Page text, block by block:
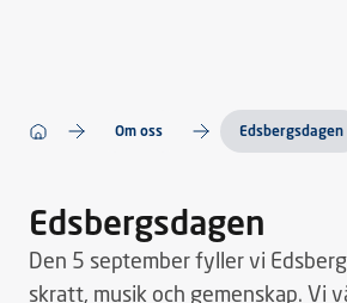
Om oss Edsbergsdagen
Edsbergsdagen
Den 5 september fyller vi
skratt, musik och gemenskap. Vi